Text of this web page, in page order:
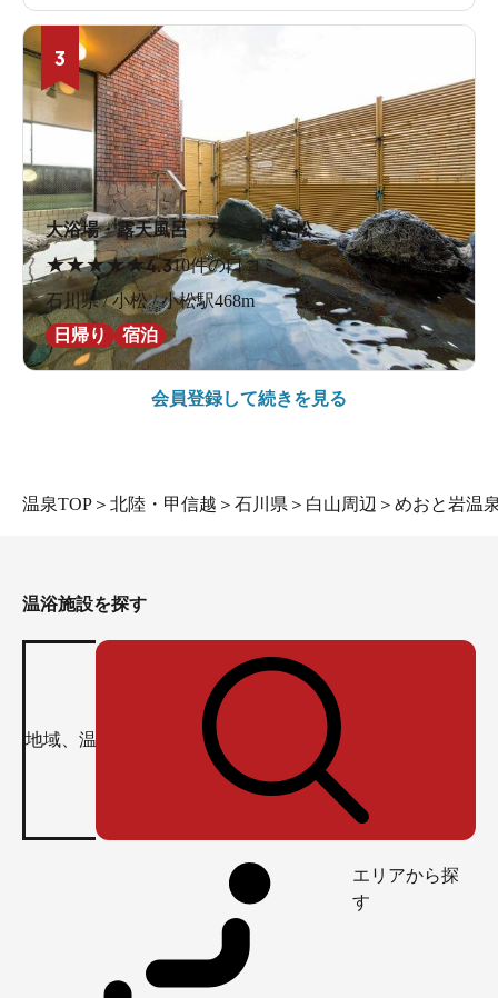
3
大浴場・露天風呂 アパスパ小松
★★★★★4.310件の口コミ
石川県 / 小松 / 小松駅468m
日帰り
宿泊
会員登録して続きを見る
温泉TOP ＞ 北陸・甲信越 ＞ 石川県 ＞ 白山周辺 ＞ めおと岩温
温浴施設を探す
エリアから探
す